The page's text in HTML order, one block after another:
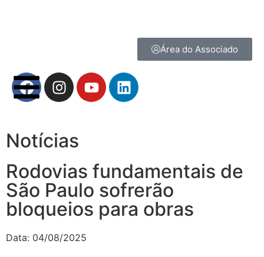
Área do Associado
Notícias
Rodovias fundamentais de
São Paulo sofrerão
bloqueios para obras
Data: 04/08/2025